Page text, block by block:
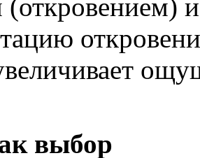
(откровением)
выбор